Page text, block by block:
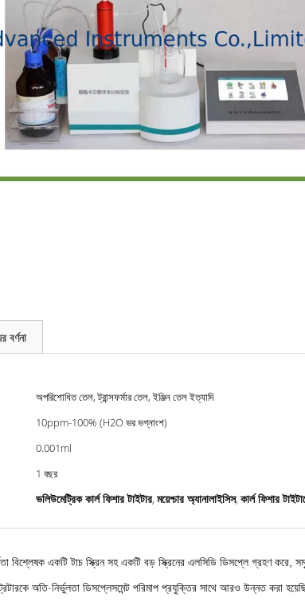
বর্ণনা
অপরিশোধিত তেল, ট্রান্সফর্মার তেল, ইঞ্জিন তেল ইত্যাদি
10ppm-100% (H2O ভর ভগ্নাংশ)
0.001ml
1 বছর
ভলিউমেট্রিক কার্ল ফিশার টাইটার, ময়েশ্চার অ্যানালাইসিস, কার্ল ফিশার
বিশ্লেষক একটি টাচ স্ক্রিন সহ একটি বড় স্ক্রিনের এলসিডি ডিসপ্লে গ্রহণ করে,
অতি-নির্ভুলতা ডিসপ্লেসমেন্ট পরিমাপ প্রযুক্তির সাথে আরও উন্নত করা